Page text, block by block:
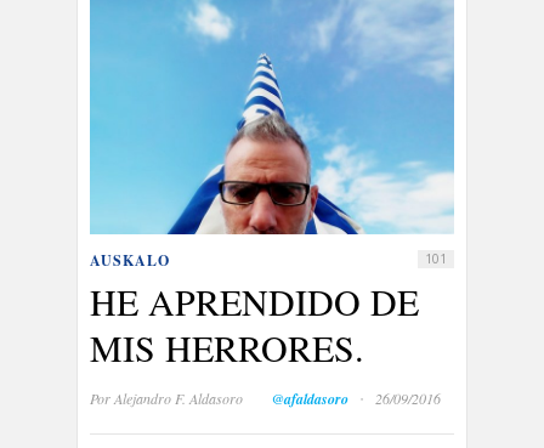
AUSKALO 101
HE APRENDIDO DE
MIS HERRORES.
PorAlejandro F. Aldasoro @afaldasoro · 26/09/2016